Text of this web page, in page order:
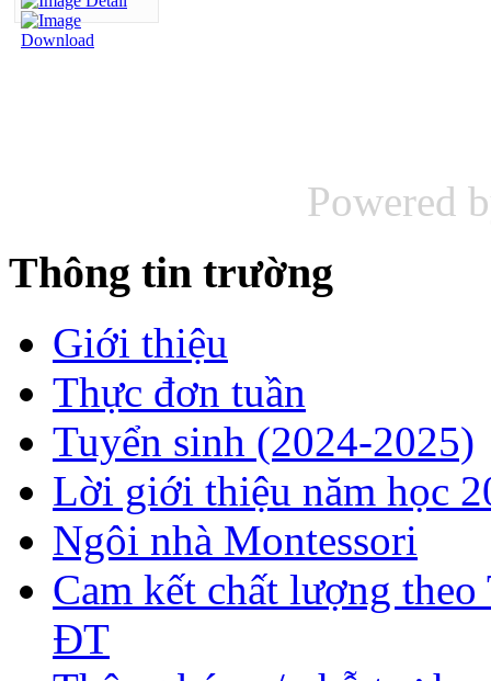
Powered
Thông tin trường
Giới thiệu
Thực đơn tuần
Tuyển sinh (2024-2025)
Lời giới thiệu năm học
Ngôi nhà Montessori
Cam kết chất lượng
ĐT